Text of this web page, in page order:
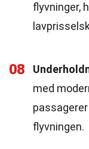
flyvninger,
08
med
flyvningen.